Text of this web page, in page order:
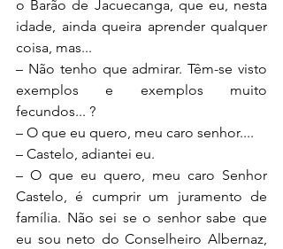
o Barão de Jacuecanga, que eu, nesta
idade, ainda queira aprender qualquer
coisa, mas...
– Não tenho que admirar. Têm-se visto
exemplos e exemplos muito
fecundos... ?
– O que eu quero, meu caro senhor....
– Castelo, adiantei eu.
– O que eu quero, meu caro Senhor
Castelo, é cumprir um juramento de
família. Não sei se o senhor sabe que
eu sou neto do Conselheiro Albernaz,